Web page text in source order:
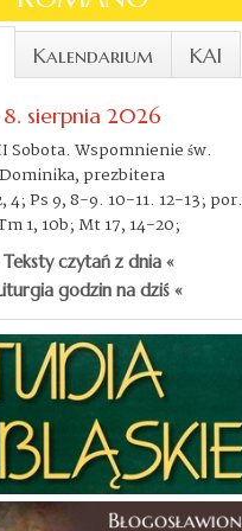
Kalendarium KAI
8. sierpnia 2026
Sobota. Wspomnienie św.
Dominika, prezbitera
4; Ps 9, 8-9. 10-11. 12-13; por.
1, 10b; Mt 17, 14-20;
Teksty czytań z dnia «
godzin na dziś «